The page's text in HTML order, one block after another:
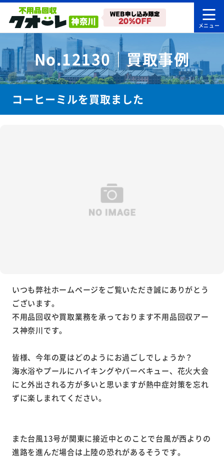
No.12130｜買取事例
コーヒーミルを買取ました
いつも弊社ホームページをご覧いただき誠にありがとう
ございます。
不用品回収や買取業務を承っております不用品回収アー
ス神奈川です。
皆様、今年の夏はどのようにお過ごしでしょうか？
海水浴やプールにハイキングやバーベキュー、花火大会
にと外出される方が多いと思いますが熱中症対策を忘れ
ずに楽しまれてください。
また台風13号が関東に接近中とのことで台風が西よりの
進路を進んだ場合は上陸の恐れがあるそうです。